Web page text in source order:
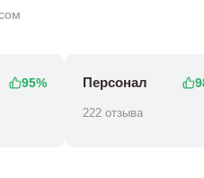
95% Персонал
222 отзыва